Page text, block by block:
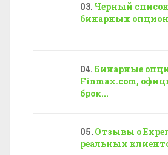
Черный список
бинарных
Бинарные
Finmax.com,
брок...
Отзывы о
реальных